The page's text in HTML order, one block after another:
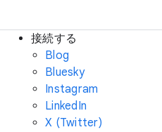
接続する
Blog
Bluesky
Instagram
LinkedIn
X (Twitter)